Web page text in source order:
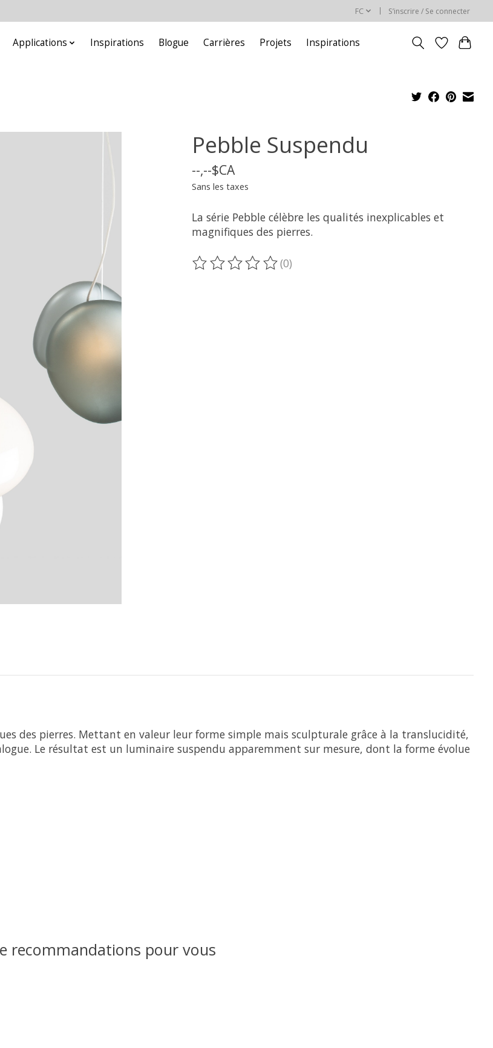
FC S’inscrire / Se connecter
Applications Inspirations Blogue Carrières Projets Inspirations
Pebble Suspendu
--,--$CA
Sans les taxes
La série Pebble célèbre les qualités inexplicables et
magnifiques des pierres.
Ce produit est évalué à
(0)
des pierres. Mettant en valeur leur forme simple mais sculpturale grâce à la translucidité,
Le résultat est un luminaire suspendu apparemment sur mesure, dont la forme évolue
recommandations pour vous